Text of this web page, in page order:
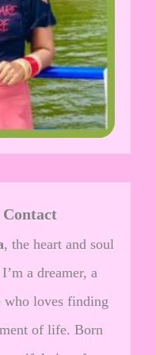
, the heart and soul
a dreamer, a
who loves finding
of life. Born